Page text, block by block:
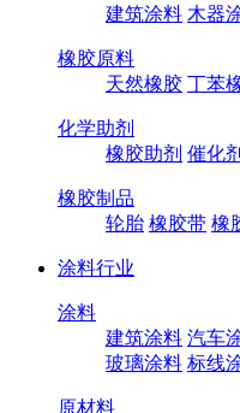
建筑涂料 木器
橡胶原料
天然橡胶 丁苯
化学助剂
橡胶助剂 催化剂
橡胶制品
轮胎 橡胶带 橡
涂料行业
涂料
建筑涂料 汽车
玻璃涂料 标线
原材料